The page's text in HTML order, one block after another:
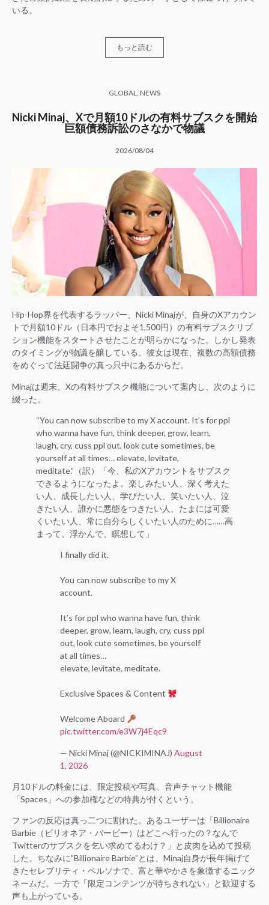
いる。
もっと読む
GLOBAL NEWS
Nicki Minaj、Xで月額10ドルの有料サブスクを開始
巨額債務訴訟のさなかで物議
2026/08/04
Hip-Hop界を代表するラッパー、Nicki Minajが、自身のXアカウン
トで月額10ドル（日本円でおよそ1,500円）の有料サブスクリプ
ション機能をスタートさせたことが明らかになった。しかし発表
のタイミングが物議を醸している。彼女は現在、複数の高額債務
をめぐって法廷闘争の真っ只中にあるからだ。
Minajは週末、Xの有料サブスク機能について案内し、次のように
綴った。
“You can now subscribe to my X account. It’s for ppl
who wanna have fun, think deeper, grow, learn,
laugh, cry, cuss ppl out, look cute sometimes, be
yourself at all times… elevate, levitate,
meditate.”（訳）「今、私のXアカウントをサブスク
できるようになったよ。楽しみたい人、深く考えた
い人、成長したい人、学びたい人、笑いたい人、泣
きたい人、誰かに悪態をつきたい人、たまには可愛
くいたい人、常に自分らしくいたい人のために……高
まって、浮かんで、瞑想して」
I finally did it.
You can now subscribe to my X
account.
It’s for ppl who wanna have fun, think
deeper, grow, learn, laugh, cry, cuss ppl
out, look cute sometimes, be yourself
at all times…
elevate, levitate, meditate.
Exclusive Spaces & Content
Welcome Aboard
pic.twitter.com/e3W7j4Eqc9
— Nicki Minaj (@NICKIMINAJ) August
1, 2026
月10ドルの料金には、限定投稿や写真、音声チャット機能
「Spaces」への参加権などの特典が付くという。
ファンの反応は真っ二つに割れた。あるユーザーは「Billionaire
Barbie（ビリオネア・バービー）はどこへ行ったの？なんで
Twitterのサブスクを乞い求めてるわけ？」と皮肉を込めて投稿
した。ちなみに”Billionaire Barbie”とは、Minaj自身が長年掲げて
きたセレブリティ・ペルソナで、富と華やかさを象徴するニック
ネームだ。一方で「限定コンテンツが待ちきれない」と歓迎する
声も上がっている。